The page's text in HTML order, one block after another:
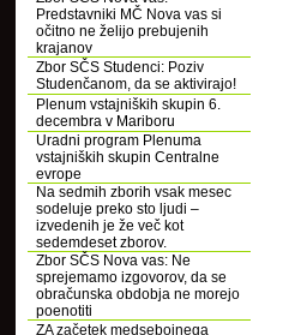
Predstavniki MČ Nova vas si
očitno ne želijo prebujenih
krajanov
Zbor SČS Studenci: Poziv
Studenčanom, da se aktivirajo!
Plenum vstajniških skupin 6.
decembra v Mariboru
Uradni program Plenuma
vstajniških skupin Centralne
evrope
Na sedmih zborih vsak mesec
sodeluje preko sto ljudi –
izvedenih je že več kot
sedemdeset zborov.
Zbor SČS Nova vas: Ne
sprejemamo izgovorov, da se
obračunska obdobja ne morejo
poenotiti
ZA začetek medsebojnega